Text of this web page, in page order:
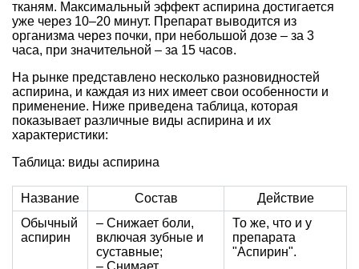
тканям. Максимальный эффект аспирина достигается
уже через 10–20 минут. Препарат выводится из
организма через почки, при небольшой дозе – за 3
часа, при значительной – за 15 часов.
На рынке представлено несколько разновидностей
аспирина, и каждая из них имеет свои особенности и
применение. Ниже приведена таблица, которая
показывает различные виды аспирина и их
характеристики:
Таблица: виды аспирина
Название Состав
Действие
Обычный
аспирин
– Снижает боли,
включая зубные и
суставные;
– Снимает
То же, что и у
препарата
"Аспирин".